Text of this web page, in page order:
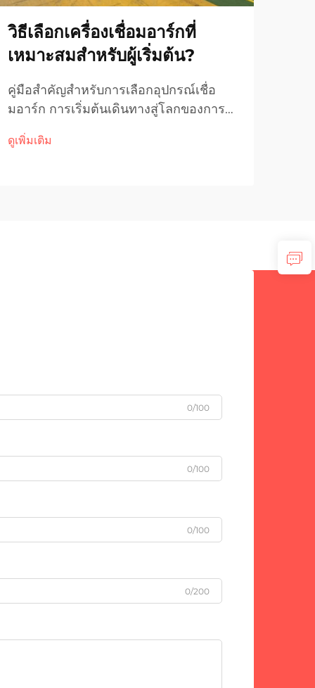
วิธีเลือกเครื่องเชื่อมอาร์กที่
เหมาะสมสำหรับผู้เริ่มต้น?
คู่มือสำคัญสำหรับการเลือกอุปกรณ์เชื่อ
มอาร์ก การเริ่มต้นเดินทางสู่โลกของการ
เครื่องเชื่อมอาร์กหลากหลายประเภทให้
ดูเพิ่มเติม
0/100
0/100
0/100
0/200